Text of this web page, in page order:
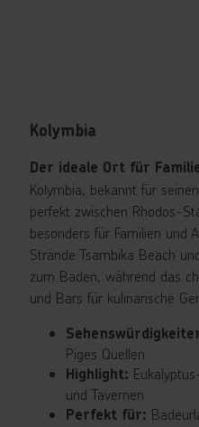
Kolymbia
Der ideale Ort für
Kolymbia, bekannt für
perfekt zwischen Rhodos-
besonders für Familien und
Strände Tsambika Beach
zum Baden, während das
und Bars für kulinarische
Piges Quellen
Highlight:
und Tavernen
Perfekt für: